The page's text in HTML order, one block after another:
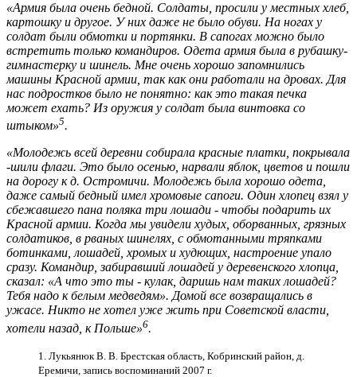
«Армия была очень бедной. Солдаты, просили у местных хлеб,
картошку и другое. У них даже не было обуви. На ногах у
солдат были обмотки и портянки. В сапогах можно было
встретить только командиров. Одета армия была в рубашку-
гимнастерку и шинель. Мне очень хорошо запомнились
машины Красной армии, так как они работали на дровах. Для
нас подростков было не понятно: как это такая печка
может ехать? Из оружия у солдат была винтовка со
штыком»5.
«Молодежь всей деревни собирала красные платки, покрывала
-шили флаги. Это было осенью, нарвали яблок, цветов и пошли
на дорогу к д. Остромичи. Молодежь была хорошо одета,
даже самый бедный имел хромовые сапоги. Один хлопец взял у
сбежавшего пана поляка три лошади - чтобы подарить их
Красной армии. Когда мы увидели худых, оборванных, грязных
солдатиков, в рваных шинелях, с обмотанными тряпками
ботинками, лошадей, хромых и худющих, настроение упало
сразу. Командир, забиравший лошадей у деревенского хлопца,
сказал: «А что это ты - кулак, даришь нам таких лошадей?
Тебя надо к белым медведям». Домой все возвращались в
ужасе. Никто не хотел уже жить при Советской власти,
хотели назад, к Польше»6.
1. Лукьянюк В. В. Брестская область, Кобринский район, д.
Еремичи, запись воспоминаний 2007 г.